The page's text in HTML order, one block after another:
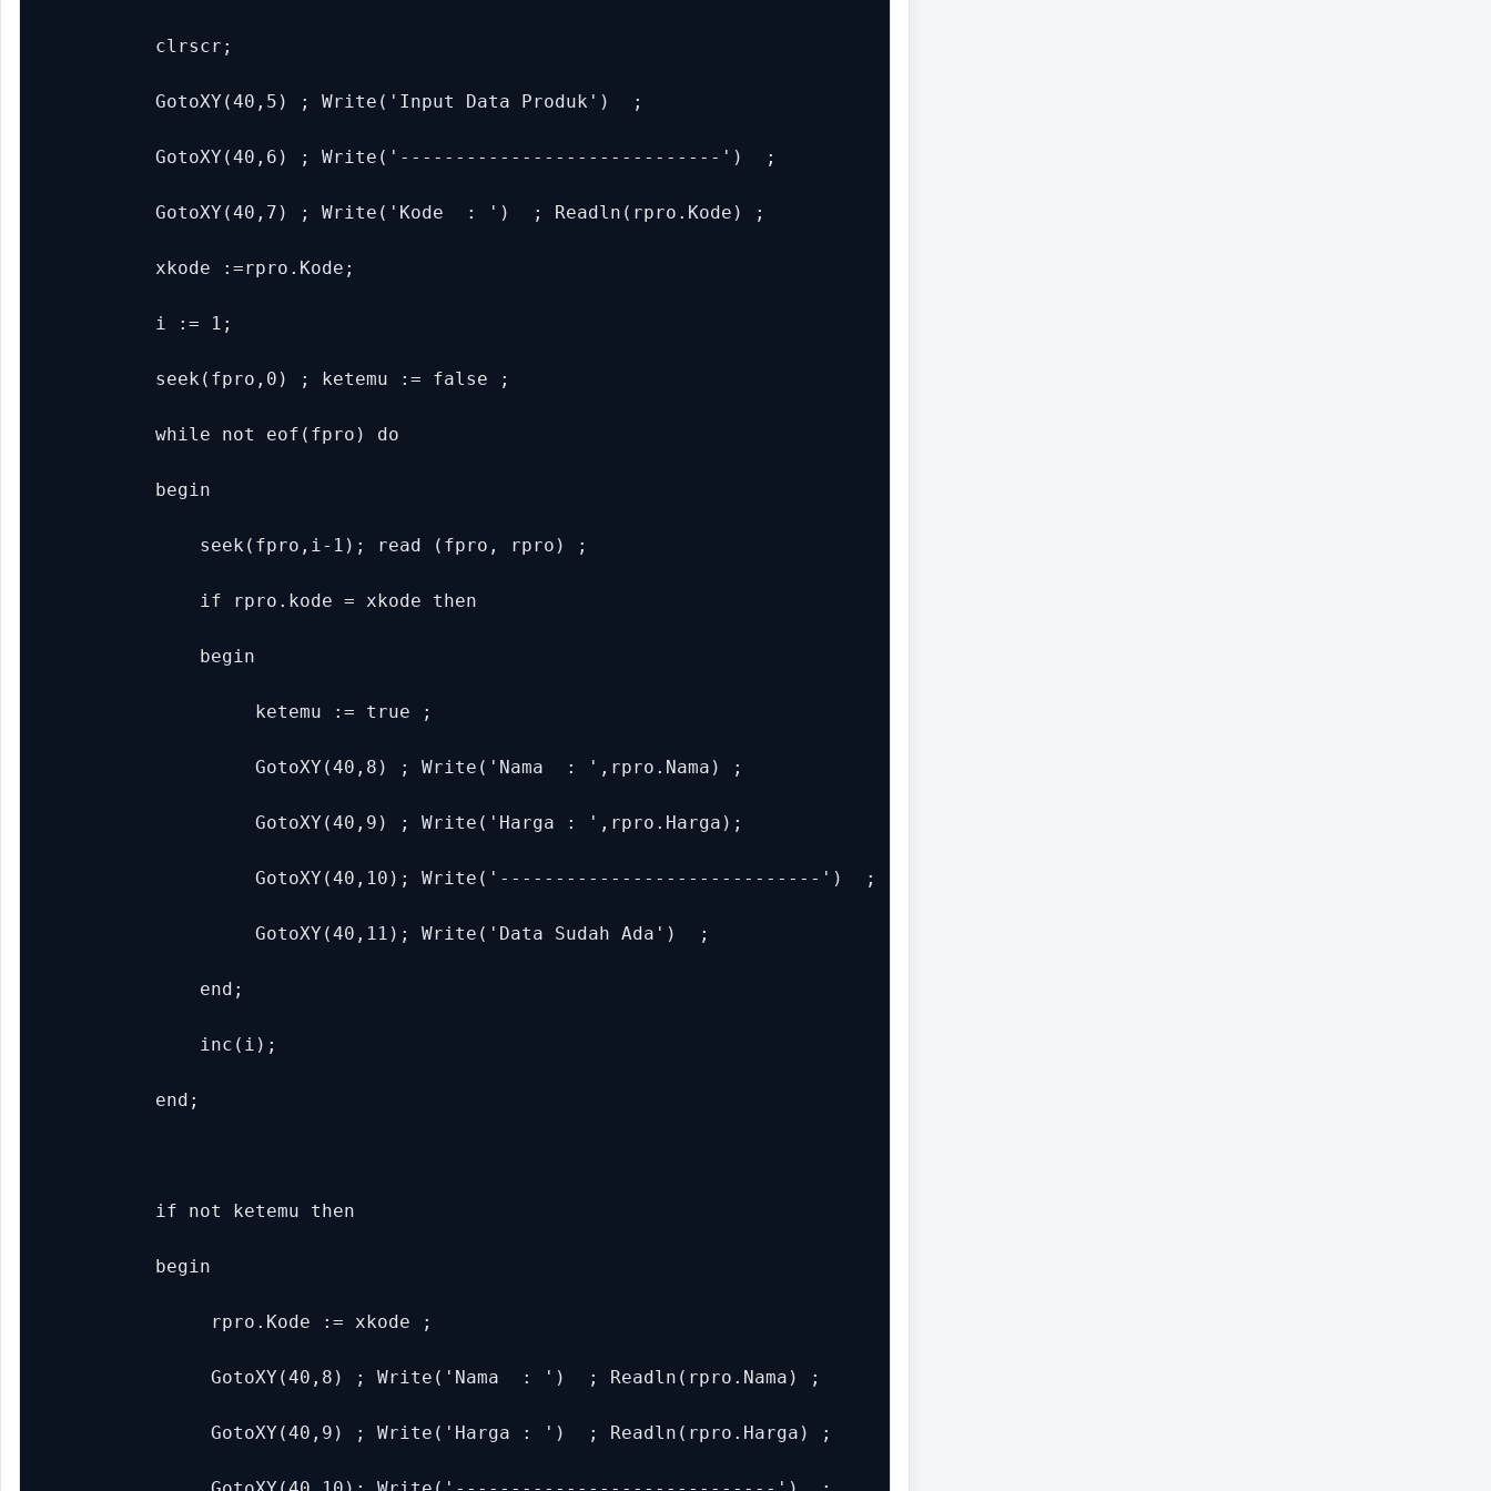
clrscr;
GotoXY(40,5) ; Write('Input Data Produk')  ;
GotoXY(40,6) ; Write('-----------------------------')  ;
GotoXY(40,7) ; Write('Kode  : ')  ; Readln(rpro.Kode) ;
xkode :=rpro.Kode;
i := 1;
seek(fpro,0) ; ketemu := false ;
while not eof(fpro) do
begin
seek(fpro,i-1); read (fpro, rpro) ;
if rpro.kode = xkode then
begin
ketemu := true ;
GotoXY(40,8) ; Write('Nama  : ',rpro.Nama) ;
GotoXY(40,9) ; Write('Harga : ',rpro.Harga);
GotoXY(40,10); Write('-----------------------------')  ;
GotoXY(40,11); Write('Data Sudah Ada')  ;
end;
inc(i);
end;
if not ketemu then
begin
rpro.Kode := xkode ;
GotoXY(40,8) ; Write('Nama  : ')  ; Readln(rpro.Nama) ;
GotoXY(40,9) ; Write('Harga : ')  ; Readln(rpro.Harga) ;